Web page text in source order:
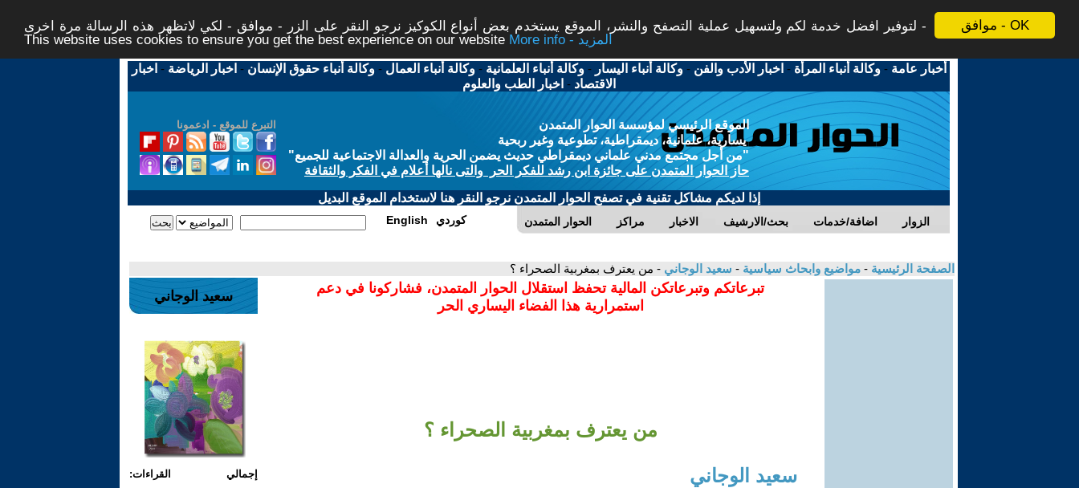
موافق - OK
لتوفير افضل خدمة لكم ولتسهيل عملية التصفح والنشر، الموقع يستخدم بعض أنواع الكوكيز نرجو النقر على الزر - موافق - لكي لاتظهر هذه الرسالة مرة اخرى -
This website uses cookies to ensure you get the best experience on our website
More info - المزيد
أخبار عامة -وكالة أنباء المرأة - اخبار الأدب والفن -وكالة أنباء اليسار -وكالة أنباء العلمانية -وكالة أنباء العمال -وكالة أنباء حقوق الإنسان - اخبار الرياضة - اخبار
الاقتصاد - اخبار الطب والعلوم
التبرع للموقع - ادعمونا
الموقع الرئيسي لمؤسسة الحوار المتمدن
يسارية، علمانية، ديمقراطية، تطوعية وغير ربحية
"من أجل مجتمع مدني علماني ديمقراطي حديث يضمن الحرية والعدالة الاجتماعية للجميع"
حاز الحوار المتمدن على جائزة ابن رشد للفكر الحر والتى نالها أعلام في الفكر والثقافة
إذا لديكم مشاكل تقنية في تصفح الحوار المتمدن نرجو النقر هنا لاستخدام الموقع البديل
الحوار المتمدن مراكز الاخبار بحث/الارشيف اضافة/خدمات الزوار English كوردي
الصفحة الرئيسية - مواضيع وابحاث سياسية - سعيد الوجاني - من يعترف بمغربية الصحراء ؟
تبرعاتكم وتبرعاتكن المالية تحفظ استقلال الحوار المتمدن، فشاركونا في دعم
استمرارية هذا الفضاء اليساري الحر
من يعترف بمغربية الصحراء ؟
سعيد الوجاني
سعيد الوجاني
إجمالي القراءات: